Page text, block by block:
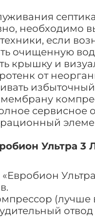
необходимо
если
очищенную
крышку и
от
мембрану
сервисное
Ультра 3
(лучше